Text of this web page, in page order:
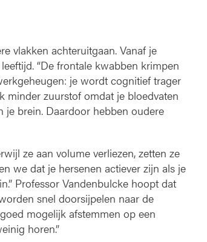
vlakken achteruitgaan. Vanaf je
“De frontale kwabben krimpen
je wordt cognitief trager
minder zuurstof omdat je bloedvaten
je brein. Daardoor hebben oudere
ze aan volume verliezen, zetten ze
we dat je hersenen actiever zijn als je
Professor Vandenbulcke hoopt dat
snel doorsijpelen naar de
mogelijk afstemmen op een
horen.”